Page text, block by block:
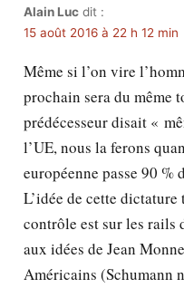
Alain Luc dit :
15 août 2016 à 22 h 12 min
Même si l’on vire
prochain sera du même
prédécesseur disait «
l’UE, nous la ferons
européenne passe 90 %
L’idée de cette
contrôle est sur les rails
aux idées de Jean
Américains (Schumann